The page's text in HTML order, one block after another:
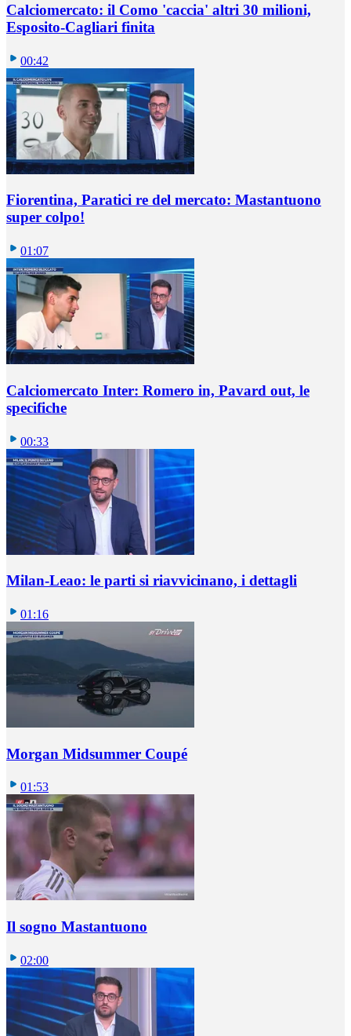
Calciomercato: il Como 'caccia' altri 30 milioni,
Esposito-Cagliari finita
00:42
Fiorentina, Paratici re del mercato: Mastantuono
super colpo!
01:07
Calciomercato Inter: Romero in, Pavard out, le
specifiche
00:33
Milan-Leao: le parti si riavvicinano, i dettagli
01:16
Morgan Midsummer Coupé
01:53
Il sogno Mastantuono
02:00